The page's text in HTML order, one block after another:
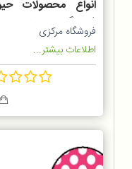
انواع محصولات
فروشگاه پت شاپ
فروشگاه مرکزی
اطلاعات بیشتر...